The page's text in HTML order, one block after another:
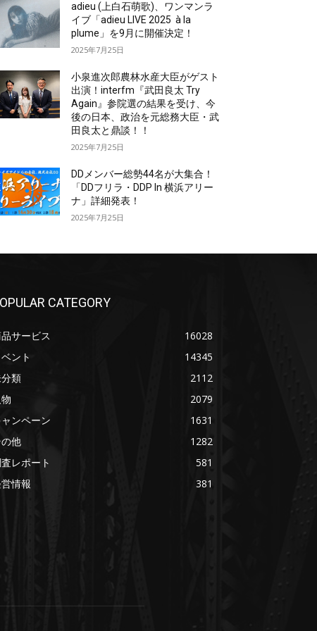
adieu (上白石萌歌)、ワンマンラ
イブ「adieu LIVE 2025 à la
plume」を9月に開催決定！
2025年7月25日
小泉進次郎農林水産大臣がゲスト
出演！interfm『武田良太 Try
Again』参院選の結果を受け、今
後の日本、政治を元総務大臣・武
田良太と鼎談！！
2025年7月25日
DDメンバー総勢44名が大集合！
「DDフリラ・DDP In 横浜アリー
ナ」詳細発表！
2025年7月25日
CATEGORY
サービス
16028
ント
14345
類
2112
2079
ンペーン
1631
他
1282
レポート
581
情報
381